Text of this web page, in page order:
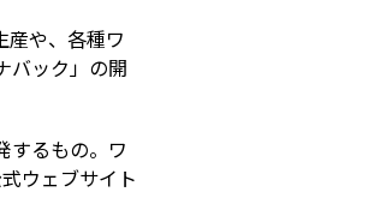
産や、各種ワ
バック」の開
するもの。ワ
ウェブサイト